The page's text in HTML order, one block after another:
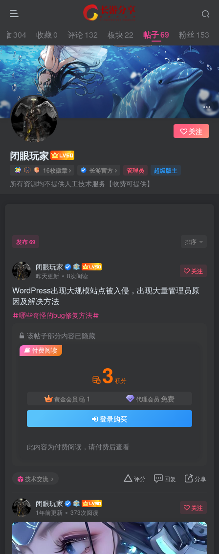
65.4W+ 3345 153
闭眼玩家
16枚徽章 长游官方 管理员 超级版主
所有资源均不提供人工技术服务【收费可提供】
关注
章 304 收藏 0 评论 132 板块22 帖子69 粉丝 153
发布 69 排序
闭眼玩家
昨天更新 8次阅读
关注
WordPress出现大规模站点被入侵，出现大量管理员原
因及解决方法
哪些奇怪的bug修复方法
该帖子部分内容已隐藏
付费阅读
3 积分
黄金会员 1 代理会员 免费
登录购买
此内容为付费阅读，请付费后查看
技术交流 评分 回复 分享
闭眼玩家
1年前更新 373次阅读
关注